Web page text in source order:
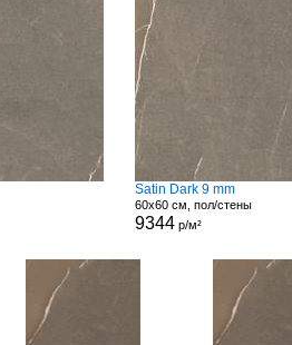
Satin Dark 9 mm
60x60 см, пол/стены
9344р/м²